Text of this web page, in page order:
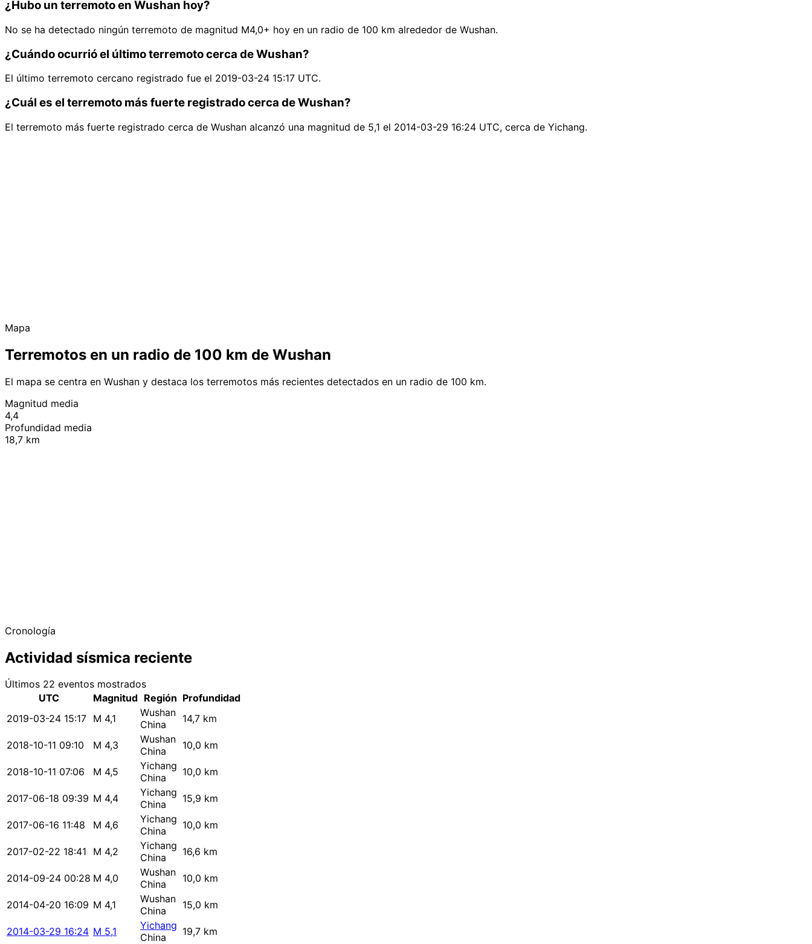
¿Hubo un terremoto en Wushan hoy?
No se ha detectado ningún terremoto de magnitud M4,0+ hoy en un radio de 100 km alrededor de Wushan.
¿Cuándo ocurrió el último terremoto cerca de Wushan?
El último terremoto cercano registrado fue el 2019-03-24 15:17 UTC.
¿Cuál es el terremoto más fuerte registrado cerca de Wushan?
El terremoto más fuerte registrado cerca de Wushan alcanzó una magnitud de 5,1 el 2014-03-29 16:24 UTC, cerca de Yichang.
Mapa
Terremotos en un radio de 100 km de Wushan
El mapa se centra en Wushan y destaca los terremotos más recientes detectados en un radio de 100 km.
Magnitud media
4,4
Profundidad media
18,7 km
Cronología
Actividad sísmica reciente
Últimos 22 eventos mostrados
UTC
Magnitud Región Profundidad
2019-03-24 15:17 M 4,1
Wushan
China
14,7 km
2018-10-11 09:10 M 4,3
Wushan
China
10,0 km
2018-10-11 07:06 M 4,5
Yichang
China
10,0 km
2017-06-18 09:39 M 4,4
Yichang
China
15,9 km
2017-06-16 11:48 M 4,6
Yichang
China
10,0 km
2017-02-22 18:41 M 4,2
Yichang
China
16,6 km
2014-09-24 00:28 M 4,0
Wushan
China
10,0 km
2014-04-20 16:09 M 4,1
Wushan
China
15,0 km
2014-03-29 16:24 M 5,1
Yichang
China
19,7 km